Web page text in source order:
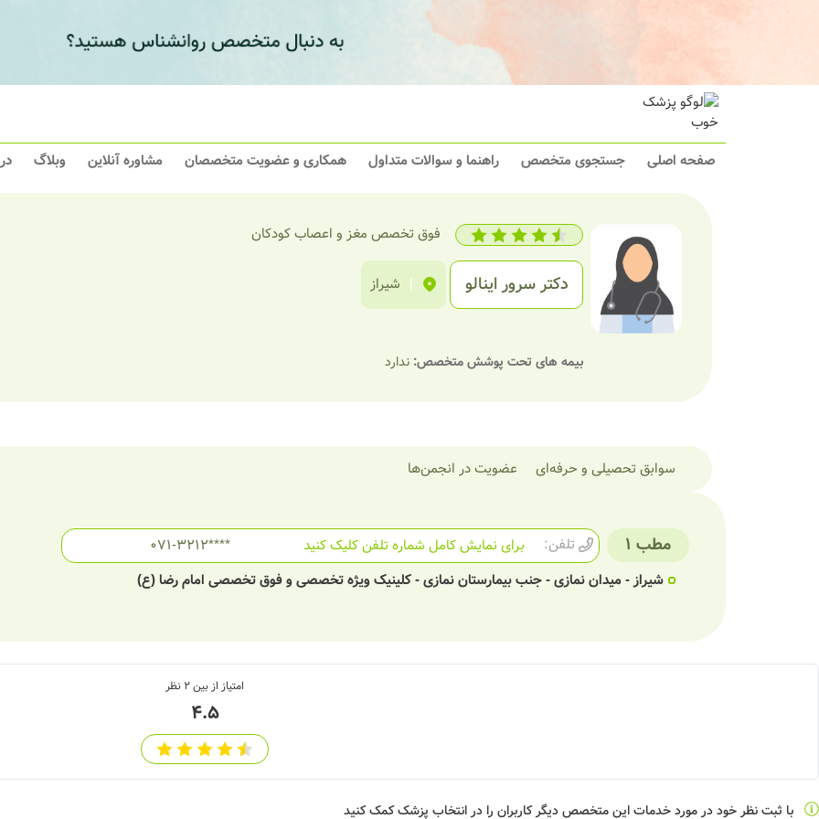
صفحه اصلی جستجوی متخصص راهنما و سوالات متداول همکاری و عضویت متخصصان مشاوره آنلاین وبلاگ
فوق تخصص مغز و اعصاب کودکان
دکتر سرور اینالو | شیراز
بیمه های تحت پوشش متخصص:ندارد
سوابق تحصیلی و حرفه‌ای عضویت در انجمن‌ها
مطب 1 تلفن: 071-3212****
برای نمایش کامل شماره تلفن کلیک کنید
شیراز - میدان نمازی - جنب بیمارستان نمازی - کلینیک ویژه تخصصی و فوق تخصصی امام رضا (ع)
امتیاز از بین2 نظر
4.5
با ثبت نظر خود در مورد خدمات این متخصص دیگر کاربران را در انتخاب پزشک کمک کنید